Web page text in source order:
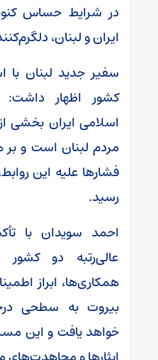
در شرایط حساس
ایران و لبنان،
سفیر جدید لبنان با
کشور اظهار داشت:
اسلامی ایران بخشی
مردم لبنان است و
فشارها علیه این
رسید.
احمد سویدان با
عالی‌رتبه دو
همکاری‌ها، ابراز
بیروت به سطحی
خواهد یافت و این